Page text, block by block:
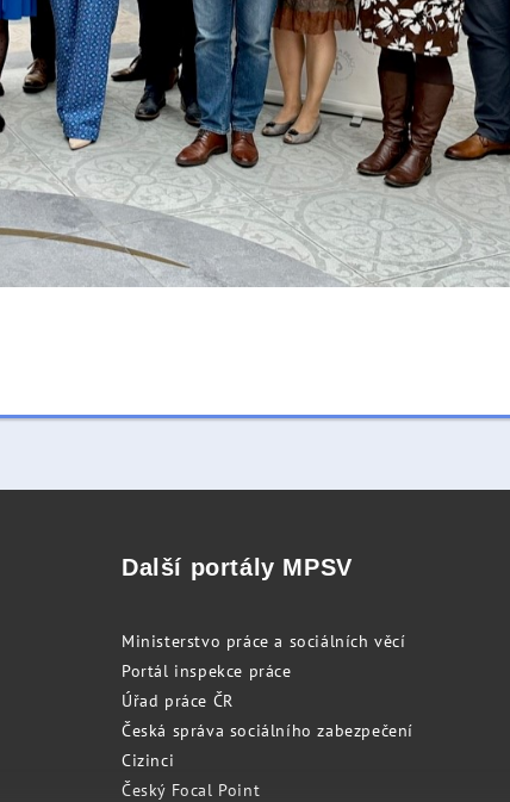
Další portály MPSV
Ministerstvo práce a sociálních věcí
Portál inspekce práce
Úřad práce ČR
Česká správa sociálního zabezpečení
Cizinci
Český Focal Point